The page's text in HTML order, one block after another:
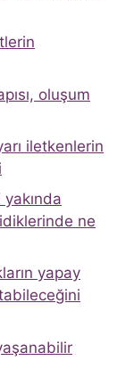
oluşum
iletkenlerin
ne
yapay